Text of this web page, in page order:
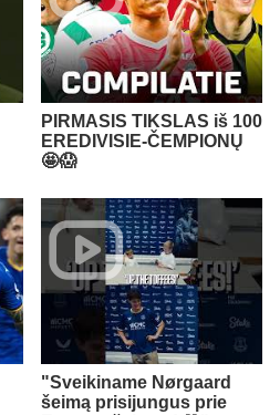
PIRMASIS TIKSLAS iš 100
EREDIVISIE-ČEMPIONŲ
🤩😱
"Sveikiname Nørgaard
šeimą prisijungus prie